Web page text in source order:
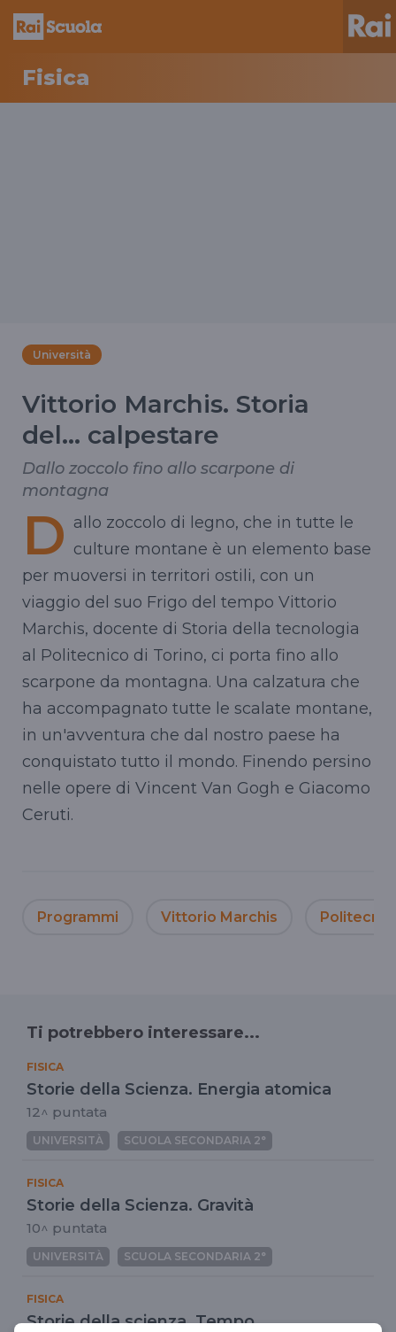
Fisica
Università
Vittorio Marchis. Storia
del... calpestare
Dallo zoccolo fino allo scarpone di
montagna
D allo zoccolo di legno, che in tutte le
culture montane è un elemento base
per muoversi in territori ostili, con un
viaggio del suo Frigo del tempo Vittorio
Marchis, docente di Storia della tecnologia
al Politecnico di Torino, ci porta fino allo
scarpone da montagna. Una calzatura che
ha accompagnato tutte le scalate montane,
in un'avventura che dal nostro paese ha
conquistato tutto il mondo. Finendo persino
nelle opere di Vincent Van Gogh e Giacomo
Ceruti.
Programmi Vittorio Marchis
Ti potrebbero interessare...
FISICA
Storie della Scienza. Energia atomica
12^ puntata
UNIVERSITÀ SCUOLA SECONDARIA 2°
FISICA
Storie della Scienza. Gravità
10^ puntata
UNIVERSITÀ SCUOLA SECONDARIA 2°
FISICA
Storie della scienza. Tempo